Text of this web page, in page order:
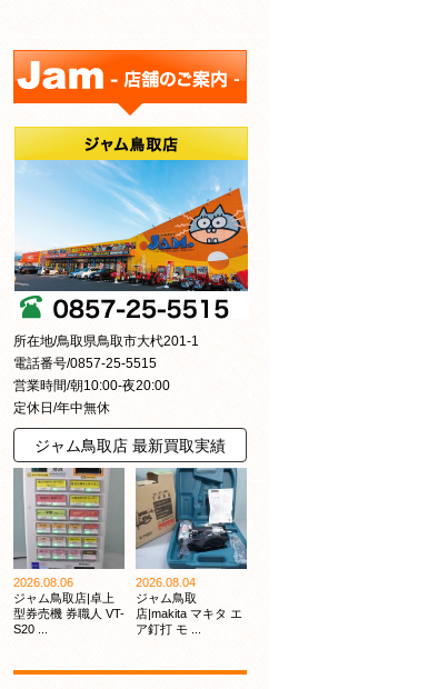
所在地/鳥取県鳥取市大杙201-1
電話番号/0857-25-5515
営業時間/朝10:00-夜20:00
定休日/年中無休
ジャム鳥取店 最新買取実績
2026.08.06
ジャム鳥取店|卓上
型券売機 券職人 VT-
S20 ...
2026.08.04
ジャム鳥取
店|makita マキタ エ
ア釘打 モ ...